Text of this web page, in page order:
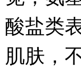
酸盐类
肌肤，